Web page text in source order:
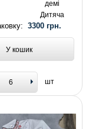
демі
Дитяча
3300 грн.
У кошик
шт